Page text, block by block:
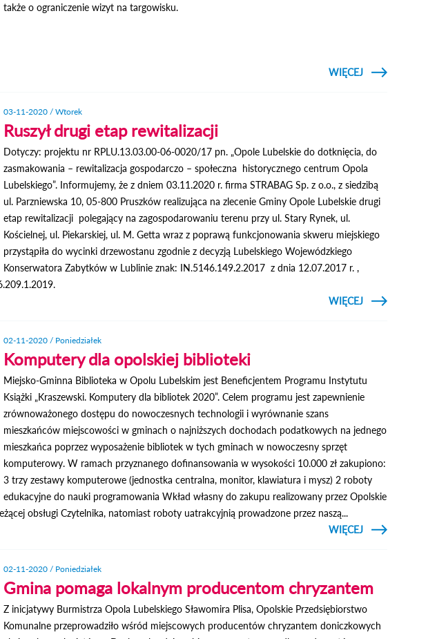
także o ograniczenie wizyt na targowisku.
CZYTAJ
WIĘCEJ
O HANDEL NA
03-11-2020 / Wtorek
Ruszył drugi etap rewitalizacji
Dotyczy: projektu nr RPLU.13.03.00-06-0020/17 pn. „Opole Lubelskie do dotknięcia, do
zasmakowania – rewitalizacja gospodarczo – społeczna historycznego centrum Opola
Lubelskiego”. Informujemy, że z dniem 03.11.2020 r. firma STRABAG Sp. z o.o., z siedzibą
ul. Parzniewska 10, 05-800 Pruszków realizująca na zlecenie Gminy Opole Lubelskie drugi
etap rewitalizacji polegający na zagospodarowaniu terenu przy ul. Stary Rynek, ul.
Kościelnej, ul. Piekarskiej, ul. M. Getta wraz z poprawą funkcjonowania skweru miejskiego
przystąpiła do wycinki drzewostanu zgodnie z decyzją Lubelskiego Wojewódzkiego
Konserwatora Zabytków w Lublinie znak: IN.5146.149.2.2017 z dnia 12.07.2017 r. ,
CZYTAJ
WIĘCEJ
O RUSZYŁ
02-11-2020 / Poniedziałek
Komputery dla opolskiej biblioteki
Miejsko-Gminna Biblioteka w Opolu Lubelskim jest Beneficjentem Programu Instytutu
Książki „Kraszewski. Komputery dla bibliotek 2020”. Celem programu jest zapewnienie
zrównoważonego dostępu do nowoczesnych technologii i wyrównanie szans
mieszkańców miejscowości w gminach o najniższych dochodach podatkowych na jednego
mieszkańca poprzez wyposażenie bibliotek w tych gminach w nowoczesny sprzęt
komputerowy. W ramach przyznanego dofinansowania w wysokości 10.000 zł zakupiono:
3 trzy zestawy komputerowe (jednostka centralna, monitor, klawiatura i mysz) 2 roboty
edukacyjne do nauki programowania Wkład własny do zakupu realizowany przez Opolskie
obsługi Czytelnika, natomiast roboty uatrakcyjnią prowadzone przez naszą...
CZYTAJ
WIĘCEJ
02-11-2020 / Poniedziałek
Gmina pomaga lokalnym producentom chryzantem
Z inicjatywy Burmistrza Opola Lubelskiego Sławomira Plisa, Opolskie Przedsiębiorstwo
Komunalne przeprowadziło wśród miejscowych producentów chryzantem doniczkowych